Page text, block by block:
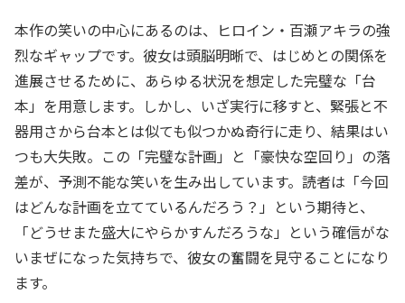
本作の笑いの中心にあるのは、ヒロイン・百瀬アキラの強
烈なギャップです。彼女は頭脳明晰で、はじめとの関係を
進展させるために、あらゆる状況を想定した完璧な「台
本」を用意します。しかし、いざ実行に移すと、緊張と不
器用さから台本とは似ても似つかぬ奇行に走り、結果はい
つも大失敗。この「完璧な計画」と「豪快な空回り」の落
差が、予測不能な笑いを生み出しています。読者は「今回
はどんな計画を立てているんだろう？」という期待と、
「どうせまた盛大にやらかすんだろうな」という確信がな
いまぜになった気持ちで、彼女の奮闘を見守ることになり
ます。